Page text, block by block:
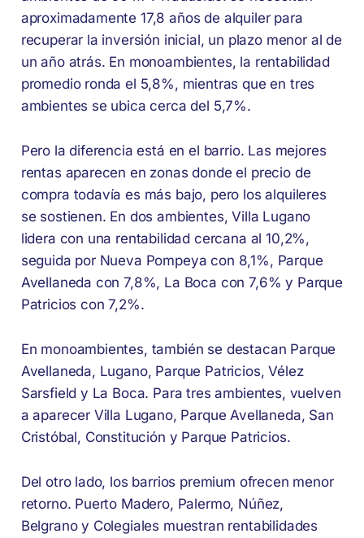
aproximadamente 17,8 años de alquiler para
recuperar la inversión inicial, un plazo menor al de
un año atrás. En monoambientes, la rentabilidad
promedio ronda el 5,8%, mientras que en tres
ambientes se ubica cerca del 5,7%.
Pero la diferencia está en el barrio. Las mejores
rentas aparecen en zonas donde el precio de
compra todavía es más bajo, pero los alquileres
se sostienen. En dos ambientes, Villa Lugano
lidera con una rentabilidad cercana al 10,2%,
seguida por Nueva Pompeya con 8,1%, Parque
Avellaneda con 7,8%, La Boca con 7,6% y Parque
Patricios con 7,2%.
En monoambientes, también se destacan Parque
Avellaneda, Lugano, Parque Patricios, Vélez
Sarsfield y La Boca. Para tres ambientes, vuelven
a aparecer Villa Lugano, Parque Avellaneda, San
Cristóbal, Constitución y Parque Patricios.
Del otro lado, los barrios premium ofrecen menor
retorno. Puerto Madero, Palermo, Núñez,
Belgrano y Colegiales muestran rentabilidades